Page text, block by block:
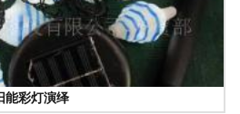
能彩灯演绎